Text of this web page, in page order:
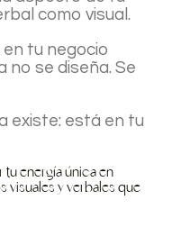
como visual.
tu negocio
no se diseña. Se
existe: está en tu
tu energía única en
visuales y verbales que